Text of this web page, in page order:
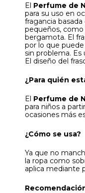
El Perfume de
para su uso en
fragancia
pequeños, como
bergamota. El
por lo que
sin problema.
El diseño del
¿Para quién
El Perfume de
para niños a
ocasiones más
¿Cómo se usa?
Ya que no
la ropa como
aplica mediante